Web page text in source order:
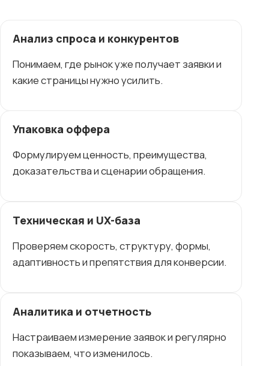
Анализ спроса и конкурентов
Понимаем, где рынок уже получает заявки и
какие страницы нужно усилить.
Упаковка оффера
Формулируем ценность, преимущества,
доказательства и сценарии обращения.
Техническая и UX-база
Проверяем скорость, структуру, формы,
адаптивность и препятствия для конверсии.
Аналитика и отчетность
Настраиваем измерение заявок и регулярно
показываем, что изменилось.